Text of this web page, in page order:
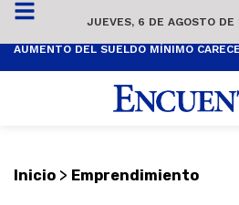
JUEVES, 6 DE AGOSTO DE
Inicio > Emprendimiento